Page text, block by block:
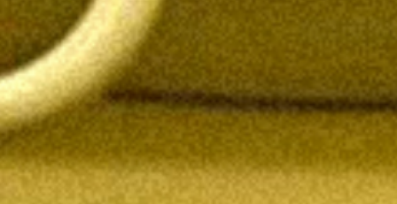
TOP
鉄道旅の魅力
フォトスポット
お知らせ＆イベント